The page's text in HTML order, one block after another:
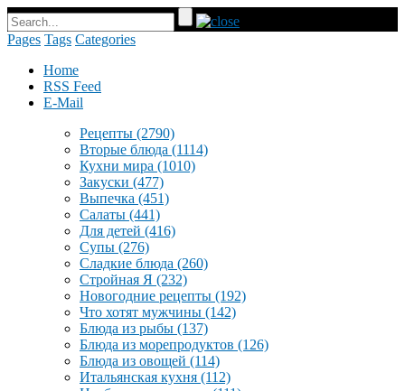
Pages Tags Categories
Home
RSS Feed
E-Mail
Рецепты (2790)
Вторые блюда (1114)
Кухни мира (1010)
Закуски (477)
Выпечка (451)
Салаты (441)
Для детей (416)
Супы (276)
Сладкие блюда (260)
Стройная Я (232)
Новогодние рецепты (192)
Что хотят мужчины (142)
Блюда из рыбы (137)
Блюда из морепродуктов (126)
Блюда из овощей (114)
Итальянская кухня (112)